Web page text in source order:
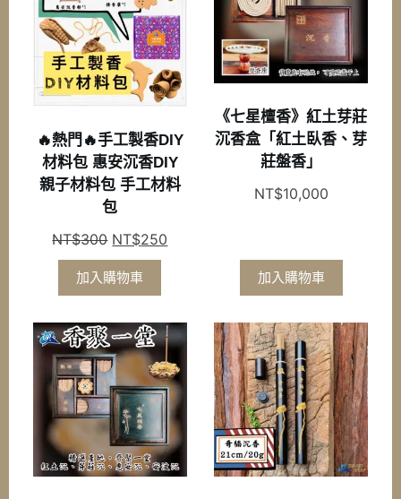
🔥熱門🔥手工製香DIY
材料包 惠安沉香DIY
親子材料包 手工材料
包
NT$300 原
始
價
NT$300。
NT$250
NT$250。
加入購物車
《七星檀香》紅土芽莊
沉香盒「紅土臥香、芽
莊盤香」
NT$10,000
加入購物車